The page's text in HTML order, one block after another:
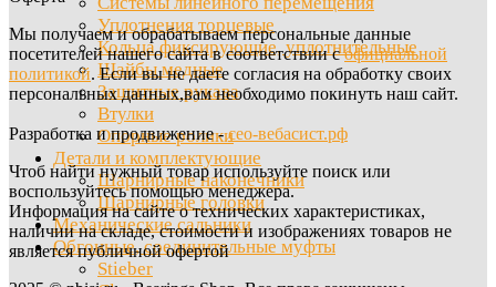
Уплотнения торцевые
Кольца фиксирующие, уплотнительные
Шайбы медные
Защитные рукава
Втулки
Опорные ролики
Детали и комплектующие
Шарнирные наконечники
Шарнирные головки
Механические сальники
Обгонные, соединительные муфты
Stieber
Мы получаем и обрабатываем персональные данные
посетителей нашего сайта в соответствии софициальной
политикой. Если вы не даете согласия на обработку своих
персональных данных,вам необходимо покинуть наш сайт.
Разработка и продвижение -сео-вебасист.рф
Чтоб найти нужный товар используйте поиск или
воспользуйтесь помощью менеджера.
Информация на сайте о технических характеристиках,
наличии на складе, стоимости и изображениях товаров не
является публичной офертой